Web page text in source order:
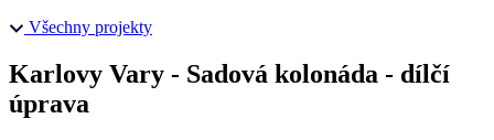
Všechny projekty
Karlovy Vary - Sadová kolonáda - dílčí
úprava